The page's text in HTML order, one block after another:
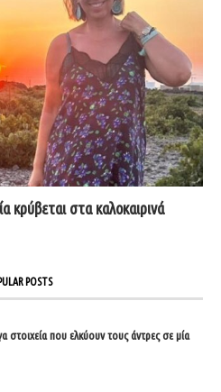
στα καλοκαιρινά
POSTS
στοιχεία που ελκύουν τους άντρες σε μία